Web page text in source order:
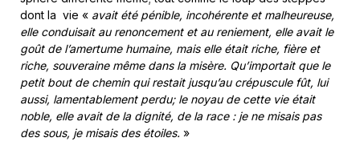
dont la vie « avait été pénible, incohérente et malheureuse,
elle conduisait au renoncement et au reniement, elle avait le
goût de l’amertume humaine, mais elle était riche, fière et
riche, souveraine même dans la misère. Qu’importait que le
petit bout de chemin qui restait jusqu’au crépuscule fût, lui
aussi, lamentablement perdu; le noyau de cette vie était
noble, elle avait de la dignité, de la race : je ne misais pas
des sous, je misais des étoiles. »